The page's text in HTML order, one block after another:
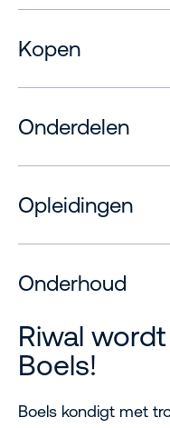
Kopen
Onderdelen
Opleidingen
Onderhoud
Riwal
Boels!
Boels kondigt met